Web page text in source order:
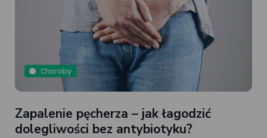
Choroby
Zapalenie pęcherza – jak łagodzić
dolegliwości bez antybiotyku?